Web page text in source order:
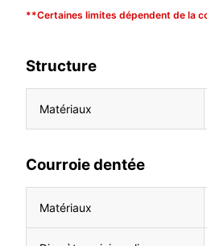
**Certaines limites dépendent de la
Structure
Matériaux
Courroie dentée
Matériaux